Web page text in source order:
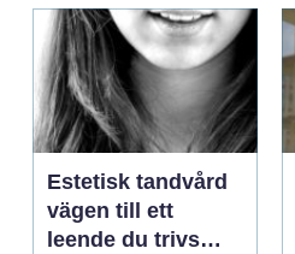
Estetisk tandvård
vägen till ett
leende du trivs